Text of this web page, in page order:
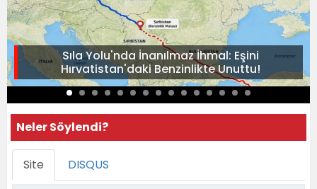
Sıla Yolu'nda İnanılmaz İhmal: Eşini
Hırvatistan'daki Benzinlikte Unuttu!
Neler Söylendi?
Site DISQUS